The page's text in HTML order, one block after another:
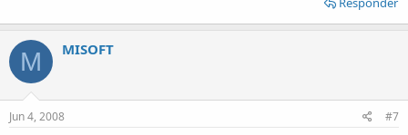
M MISOFT
Jun 4, 2008 #7